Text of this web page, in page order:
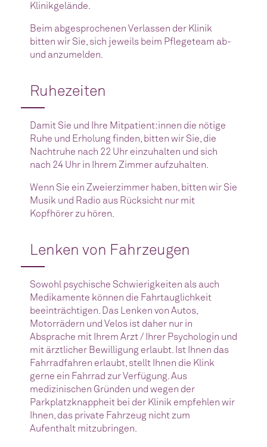
Klinikgelände.
Beim abgesprochenen Verlassen der Klinik
bitten wir Sie, sich jeweils beim Pflegeteam ab-
und anzumelden.
Ruhezeiten
Damit Sie und Ihre Mitpatient:innen die nötige
Ruhe und Erholung finden, bitten wir Sie, die
Nachtruhe nach 22 Uhr einzuhalten und sich
nach 24 Uhr in Ihrem Zimmer aufzuhalten.
Wenn Sie ein Zweierzimmer haben, bitten wir Sie
Musik und Radio aus Rücksicht nur mit
Kopfhörer zu hören.
Lenken von Fahrzeugen
Sowohl psychische Schwierigkeiten als auch
Medikamente können die Fahrtauglichkeit
beeinträchtigen. Das Lenken von Autos,
Motorrädern und Velos ist daher nur in
Absprache mit Ihrem Arzt / Ihrer Psychologin und
mit ärztlicher Bewilligung erlaubt. Ist Ihnen das
Fahrradfahren erlaubt, stellt Ihnen die Klink
gerne ein Fahrrad zur Verfügung. Aus
medizinischen Gründen und wegen der
Parkplatzknappheit bei der Klinik empfehlen wir
Ihnen, das private Fahrzeug nicht zum
Aufenthalt mitzubringen.